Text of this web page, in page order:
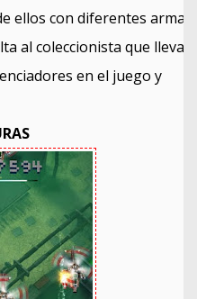
ellos con diferentes armas
al coleccionista que llevas
en el juego y